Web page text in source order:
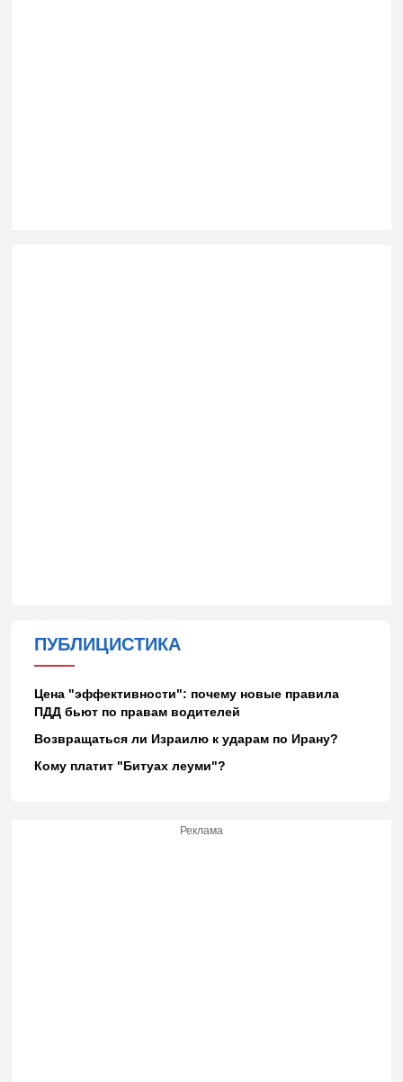
ПУБЛИЦИСТИКА
Цена "эффективности": почему новые правила
ПДД бьют по правам водителей
Возвращаться ли Израилю к ударам по Ирану?
Кому платит "Битуах леуми"?
Реклама